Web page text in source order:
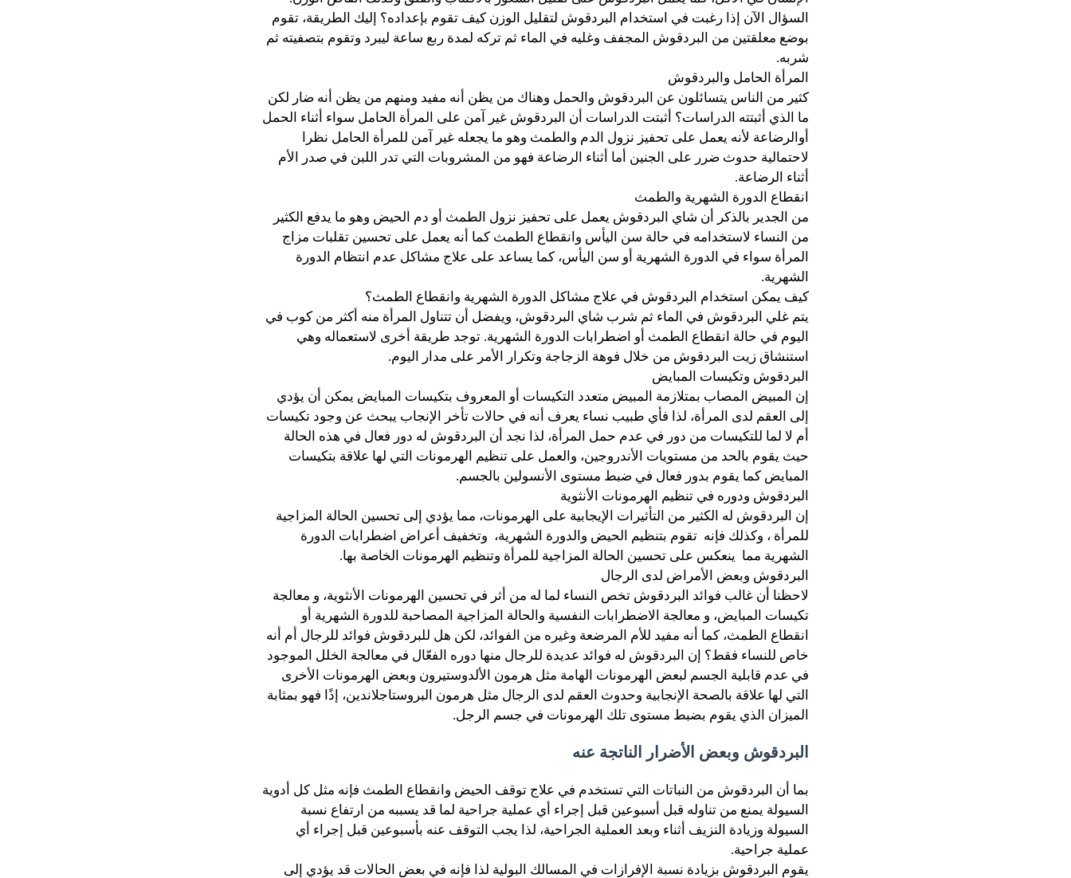
السؤال الآن إذا رغبت في استخدام البردقوش لتقليل الوزن كيف تقوم بإعداده؟ إليك الطريقة، تقوم
بوضع معلقتين من البردقوش المجفف وغليه في الماء ثم تركه لمدة ربع ساعة ليبرد وتقوم بتصفيته ثم
شربه.
المرأة الحامل والبردقوش
كثير من الناس يتسائلون عن البردقوش والحمل وهناك من يظن أنه مفيد ومنهم من يظن أنه ضار لكن
ما الذي أثبتته الدراسات؟ أثبتت الدراسات أن البردقوش غير آمن على المرأة الحامل سواء أثناء الحمل
أوالرضاعة لأنه يعمل على تحفيز نزول الدم والطمث وهو ما يجعله غير آمن للمرأة الحامل نظرا
لاحتمالية حدوث ضرر على الجنين أما أثناء الرضاعة فهو من المشروبات التي تدر اللبن في صدر الأم
أثناء الرضاعة.
انقطاع الدورة الشهرية والطمث
من الجدير بالذكر أن شاي البردقوش يعمل على تحفيز نزول الطمث أو دم الحيض وهو ما يدفع الكثير
من النساء لاستخدامه في حالة سن اليأس وانقطاع الطمث كما أنه يعمل على تحسين تقلبات مزاج
المرأة سواء في الدورة الشهرية أو سن اليأس، كما يساعد على علاج مشاكل عدم انتظام الدورة
الشهرية.
كيف يمكن استخدام البردقوش في علاج مشاكل الدورة الشهرية وانقطاع الطمث؟
يتم غلي البردقوش في الماء ثم شرب شاي البردقوش، ويفضل أن تتناول المرأة منه أكثر من كوب في
اليوم في حالة انقطاع الطمث أو اضطرابات الدورة الشهرية. توجد طريقة أخرى لاستعماله وهي
استنشاق زيت البردقوش من خلال فوهة الزجاجة وتكرار الأمر على مدار اليوم.
البردقوش وتكيسات المبايض
إن المبيض المصاب بمتلازمة المبيض متعدد التكيسات أو المعروف بتكيسات المبايض يمكن أن يؤدي
إلى العقم لدى المرأة، لذا فأي طبيب نساء يعرف أنه في حالات تأخر الإنجاب يبحث عن وجود تكيسات
أم لا لما للتكيسات من دور في عدم حمل المرأة، لذا نجد أن البردقوش له دور فعال في هذه الحالة
حيث يقوم بالحد من مستويات الأندروجين، والعمل على تنظيم الهرمونات التي لها علاقة بتكيسات
المبايض كما يقوم بدور فعال في ضبط مستوى الأنسولين بالجسم.
البردقوش ودوره في تنظيم الهرمونات الأنثوية
إن البردقوش له الكثير من التأثيرات الإيجابية على الهرمونات، مما يؤدي إلى تحسين الحالة المزاجية
للمرأة ، وكذلك فإنه تقوم بتنظيم الحيض والدورة الشهرية، وتخفيف أعراض اضطرابات الدورة
الشهرية مما ينعكس على تحسين الحالة المزاجية للمرأة وتنظيم الهرمونات الخاصة بها.
البردقوش وبعض الأمراض لدى الرجال
لاحظنا أن غالب فوائد البردقوش تخص النساء لما له من أثر في تحسين الهرمونات الأنثوية، و معالجة
تكيسات المبايض، و معالجة الاضطرابات النفسية والحالة المزاجية المصاحبة للدورة الشهرية أو
انقطاع الطمث، كما أنه مفيد للأم المرضعة وغيره من الفوائد، لكن هل للبردقوش فوائد للرجال أم أنه
خاص للنساء فقط؟ إن البردقوش له فوائد عديدة للرجال منها دوره الفعّال في معالجة الخلل الموجود
في عدم قابلية الجسم لبعض الهرمونات الهامة مثل هرمون الألدوستيرون وبعض الهرمونات الأخرى
التي لها علاقة بالصحة الإنجابية وحدوث العقم لدى الرجال مثل هرمون البروستاجلاندين، إذًا فهو بمثابة
الميزان الذي يقوم بضبط مستوى تلك الهرمونات في جسم الرجل.
البردقوش وبعض الأضرار الناتجة عنه
بما أن البردقوش من النباتات التي تستخدم في علاج توقف الحيض وانقطاع الطمث فإنه مثل كل أدوية
السيولة يمنع من تناوله قبل أسبوعين قبل إجراء أي عملية جراحية لما قد يسببه من ارتفاع نسبة
السيولة وزيادة النزيف أثناء وبعد العملية الجراحية، لذا يجب التوقف عنه بأسبوعين قبل إجراء أي
عملية جراحية.
يقوم البردقوش بزيادة نسبة الإفرازات في المسالك البولية لذا فإنه في بعض الحالات قد يؤدي إلى